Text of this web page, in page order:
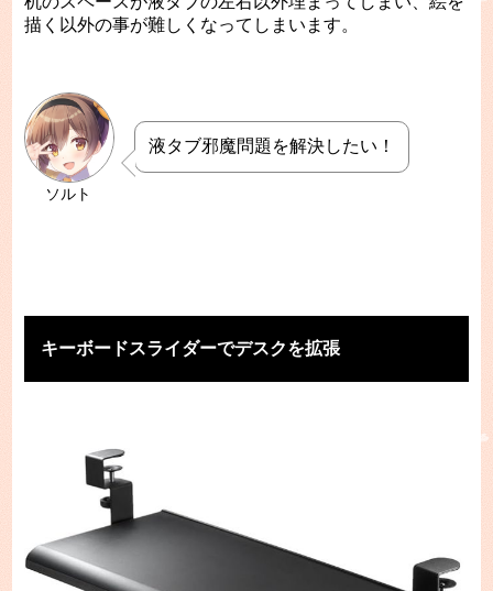
描く以外の事が難しくなってしまいます。
ソルト
液タブ邪魔問題を解決したい！
キーボードスライダーでデスクを拡張